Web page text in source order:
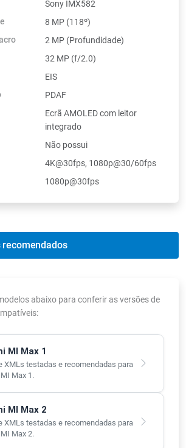
Sony IMX582
8 MP (118º)
2 MP (Profundidade)
32 MP (f/2.0)
EIS
PDAF
Ecrã AMOLED com leitor
integrado
Não possui
4K@30fps, 1080p@30/60fps
1080p@30fps
recomendados
abaixo para conferir as versões de
MI Max 1
XMLs testadas e recomendadas para
Max 1.
MI Max 2
XMLs testadas e recomendadas para
Max 2.